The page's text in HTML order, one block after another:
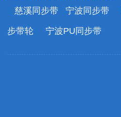
慈溪同步带 宁波同步带
步带轮 宁波PU同步带